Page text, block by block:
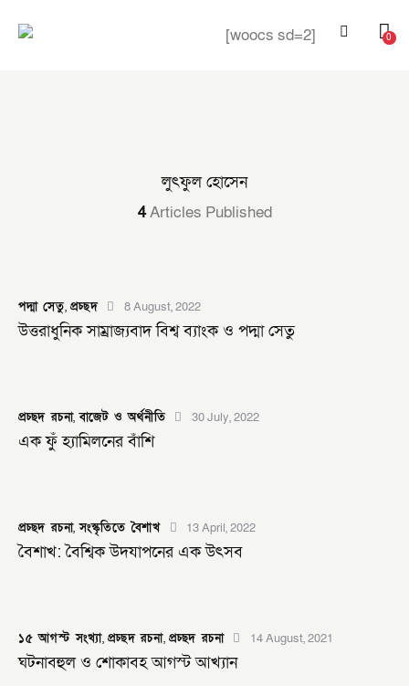
[woocs sd=2] 0
লুৎফুল হোসেন
4Articles Published
পদ্মা সেতু,প্রচ্ছদ 8 August, 2022
উত্তরাধুনিক সাম্রাজ্যবাদ বিশ্ব ব্যাংক ও পদ্মা সেতু
প্রচ্ছদ রচনা,বাজেট ও অর্থনীতি 30 July, 2022
এক ফুঁ হ্যামিলনের বাঁশি
প্রচ্ছদ রচনা,সংস্কৃতিতে বৈশাখ 13 April, 2022
বৈশাখ: বৈশ্বিক উদযাপনের এক উৎসব
১৫ আগস্ট সংখ্যা,প্রচ্ছদ রচনা,প্রচ্ছদ রচনা 14 August, 2021
ঘটনাবহুল ও শোকাবহ আগস্ট আখ্যান